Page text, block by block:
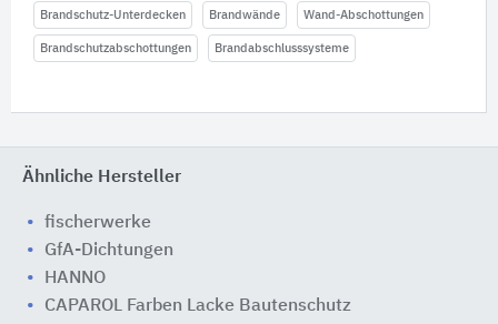
Brandschutz-Unterdecken Brandwände Wand-Abschottungen
Brandschutzabschottungen Brandabschlusssysteme
Ähnliche Hersteller
fischerwerke
GfA-Dichtungen
HANNO
CAPAROL Farben Lacke Bautenschutz